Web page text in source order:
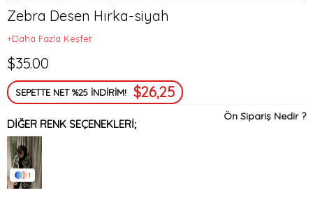
Zebra Desen Hırka-siyah
+Daha Fazla Keşfet
$35.00
SEPETTE NET %25 İNDİRİM! $26,25
Ön Sipariş Nedir ?
DIĞER RENK SEÇENEKLERI;
1